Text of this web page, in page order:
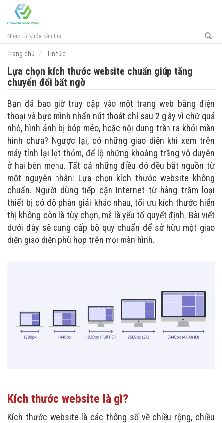
Trang chủ Tin tức
Lựa chọn kích thước website chuẩn giúp tăng
chuyển đổi bất ngờ
Bạn đã bao giờ truy cập vào một trang web bằng điện
thoại và bực mình nhấn nút thoát chỉ sau 2 giây vì chữ quá
nhỏ, hình ảnh bị bóp méo, hoặc nội dung tràn ra khỏi màn
hình chưa? Ngược lại, có những giao diện khi xem trên
máy tính lại lọt thỏm, để lộ những khoảng trắng vô duyên
ở hai bên menu. Tất cả những điều đó đều bắt nguồn từ
một nguyên nhân: Lựa chọn kích thước website không
chuẩn. Người dùng tiếp cận Internet từ hàng trăm loại
thiết bị có độ phân giải khác nhau, tối ưu kích thước hiển
thị không còn là tùy chọn, mà là yếu tố quyết định. Bài viết
dưới đây sẽ cung cấp bộ quy chuẩn để sở hữu một giao
diện giao diện phù hợp trên mọi màn hình.
Kích thước website là gì?
Kích thước website là các thông số về chiều rộng, chiều